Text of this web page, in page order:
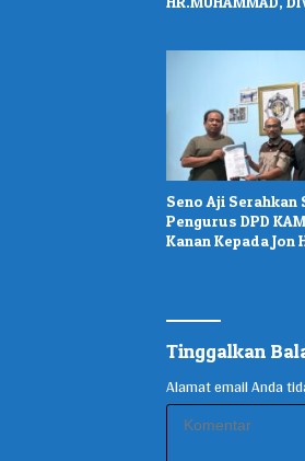
Seno Aji Serahkan
Pengurus DPD
Kanan Kepada Jon
Tinggalkan
Alamat email Anda